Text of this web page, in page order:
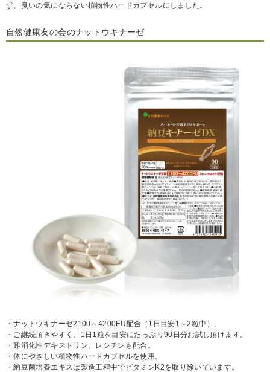
ず、臭いの気にならない植物性ハードカプセルにしました。
自然健康友の会のナットウキナーゼ
・ナットウキナーゼ2100～4200FU配合（1日目安1～2粒中）。
・ご継続頂きやすく、1日1粒を目安にたっぷり90日分お試し頂けます。
・難消化性デキストリン、レシチンも配合。
・体にやさしい植物性ハードカプセルを使用。
・納豆菌培養エキスは製造工程中でビタミンK2を取り除いています。